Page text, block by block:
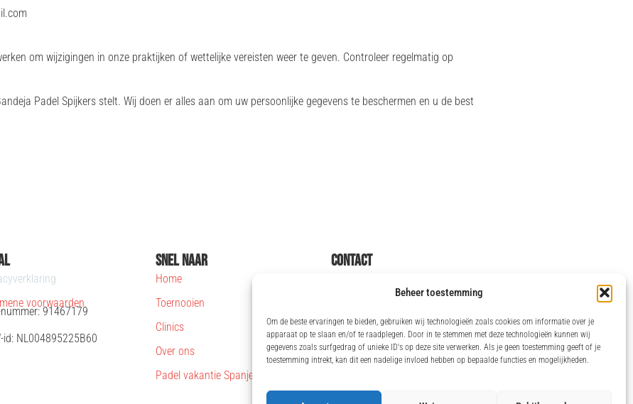
Beheer toestemming
Om de beste ervaringen te bieden, gebruiken wij technologieën zoals cookies om informatie over je
apparaat op te slaan en/of te raadplegen. Door in te stemmen met deze technologieën kunnen wij
gegevens zoals surfgedrag of unieke ID's op deze site verwerken. Als je geen toestemming geeft of je
toestemming intrekt, kan dit een nadelige invloed hebben op bepaalde functies en mogelijkheden.
om wijzigingen in onze praktijken of wettelijke vereisten weer te geven. Controleer regelmatig op
Padel Spijkers stelt. Wij doen er alles aan om uw persoonlijke gegevens te beschermen en u de best
voorwaarden
91467179
id: NL004895225B60
Snel Naar
Home
Toernooien
Clinics
Over ons
Padel vakantie Spanje op Ibiza 2026
Contact
Ik wil meer weten